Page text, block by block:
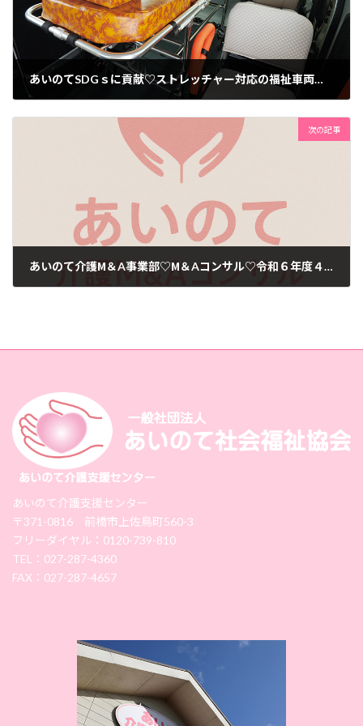
あいのてSDGｓに貢献♡ストレッチャー対応の福祉車両導入しました♡いつでも車椅子は勿論ストレッチャーが必要な利用者様も送迎することが出来ます♡
次の記事
あいのて介護М＆A事業部♡М＆Aコンサル♡令和６年度４月～８月末で事業承継の相談が24件と大幅に増加しています。
あいのて介護支援センター
〒371-0816 前橋市上佐鳥町560-3
フリーダイヤル：0120-739-810
TEL：027-287-4360
FAX：027-287-4657